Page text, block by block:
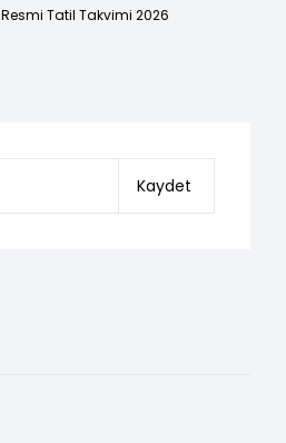
Resmi Tatil Takvimi 2026
Kaydet